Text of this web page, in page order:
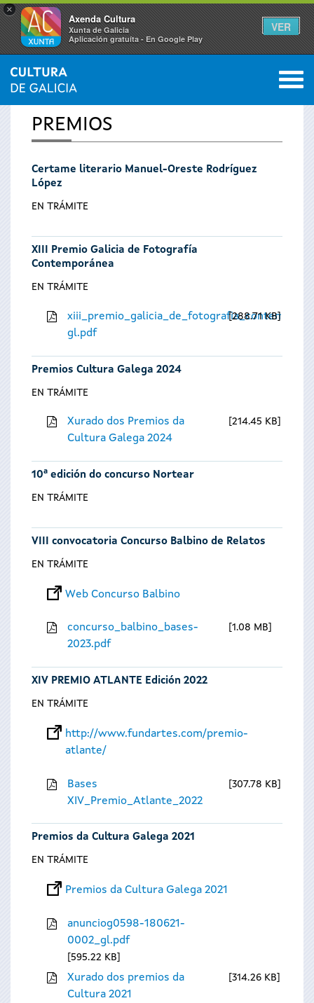
×
Axenda Cultura
Xunta de Galicia
Aplicación gratuíta - En Google Play
VER
Vostede
está
aquí
INICIO 0
PREMIOS
Certame literario Manuel-Oreste Rodríguez
López
EN TRÁMITE
XIII Premio Galicia de Fotografía
Contemporánea
EN TRÁMITE
gl.pdf
288.71 KB
Premios Cultura Galega 2024
EN TRÁMITE
Xurado dos Premios da
Cultura Galega 2024
214.45 KB
10ª edición do concurso Nortear
EN TRÁMITE
VIII convocatoria Concurso Balbino de Relatos
EN TRÁMITE
Web Concurso Balbino
concurso_balbino_bases-
2023.pdf
1.08 MB
XIV PREMIO ATLANTE Edición 2022
EN TRÁMITE
http://www.fundartes.com/premio-
atlante/
Bases
XIV_Premio_Atlante_2022
307.78 KB
Premios da Cultura Galega 2021
EN TRÁMITE
Premios da Cultura Galega 2021
anunciog0598-180621-
0002_gl.pdf
595.22 KB
Xurado dos premios da
Cultura 2021
314.26 KB